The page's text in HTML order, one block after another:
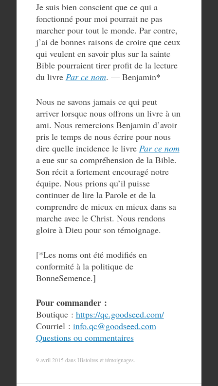
Je suis bien conscient que ce qui a
fonctionné pour moi pourrait ne pas
marcher pour tout le monde. Par contre,
j’ai de bonnes raisons de croire que ceux
qui veulent en savoir plus sur la sainte
Bible pourraient tirer profit de la lecture
du livre Par ce nom. — Benjamin*
Nous ne savons jamais ce qui peut
arriver lorsque nous offrons un livre à un
ami. Nous remercions Benjamin d’avoir
pris le temps de nous écrire pour nous
dire quelle incidence le livre Par ce nom
a eue sur sa compréhension de la Bible.
Son récit a fortement encouragé notre
équipe. Nous prions qu’il puisse
continuer de lire la Parole et de la
comprendre de mieux en mieux dans sa
marche avec le Christ. Nous rendons
gloire à Dieu pour son témoignage.
[*Les noms ont été modifiés en
conformité à la politique de
BonneSemence.]
Pour commander :
Boutique : https://qc.goodseed.com/
Courriel : info.qc@goodseed.com
Questions ou commentaires
9 avril 2015 dans Histoires et témoignages